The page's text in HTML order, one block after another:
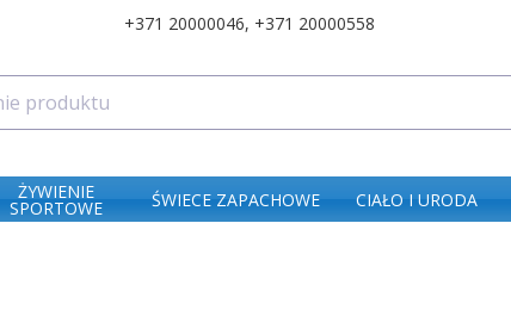
+371 20000046, +371 20000558
ŻYWIENIE
SPORTOWE ŚWIECE ZAPACHOWE CIAŁO I URODA